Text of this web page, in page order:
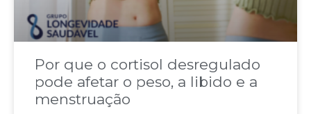
Por que o cortisol desregulado
pode afetar o peso, a libido e a
menstruação